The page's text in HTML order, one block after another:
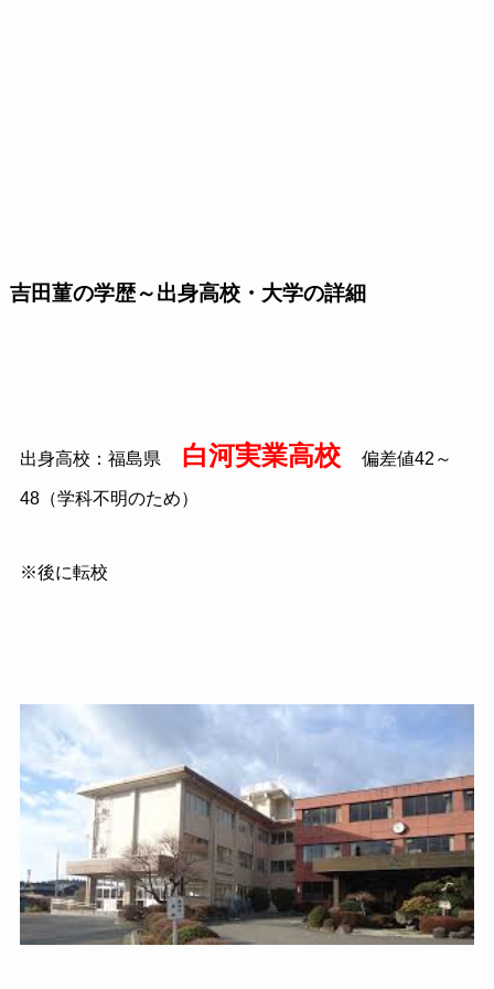
吉田菫の学歴～出身高校・大学の詳細
出身高校：福島県 白河実業高校 偏差値42～
48（学科不明のため）
※後に転校